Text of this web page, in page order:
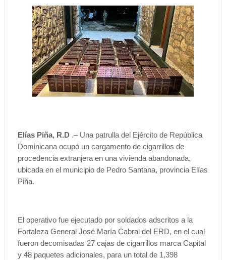
Elías Piña, R.D.– Una patrulla del Ejército de República
Dominicana ocupó un cargamento de cigarrillos de
procedencia extranjera en una vivienda abandonada,
ubicada en el municipio de Pedro Santana, provincia Elías
Piña.
El operativo fue ejecutado por soldados adscritos a la
Fortaleza General José María Cabral del ERD, en el cual
fueron decomisadas 27 cajas de cigarrillos marca Capital
y 48 paquetes adicionales, para un total de 1,398